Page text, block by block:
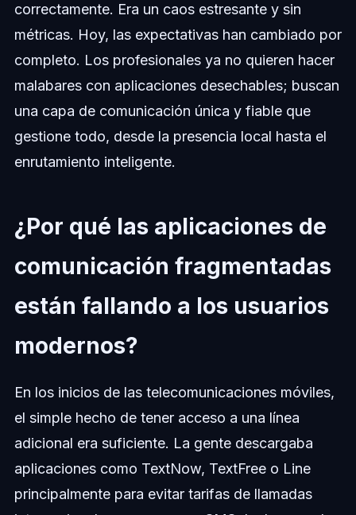
correctamente. Era un caos estresante y sin
métricas. Hoy, las expectativas han cambiado por
completo. Los profesionales ya no quieren hacer
malabares con aplicaciones desechables; buscan
una capa de comunicación única y fiable que
gestione todo, desde la presencia local hasta el
enrutamiento inteligente.
¿Por qué las aplicaciones de
comunicación fragmentadas
están fallando a los usuarios
modernos?
En los inicios de las telecomunicaciones móviles,
el simple hecho de tener acceso a una línea
adicional era suficiente. La gente descargaba
aplicaciones como TextNow, TextFree o Line
principalmente para evitar tarifas de llamadas